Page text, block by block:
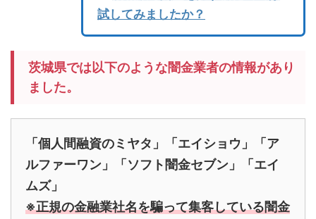
試してみましたか？
茨城県では以下のような闇金業者の情報があり
ました。
「個人間融資のミヤタ」「エイショウ」「ア
ルファーワン」「ソフト闇金セブン」「エイ
ムズ」
※正規の金融業社名を騙って集客している闇金